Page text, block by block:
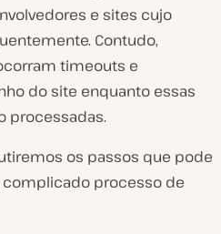
e sites cujo
Contudo,
timeouts e
do site enquanto essas
processadas.
os passos que pode
complicado processo de